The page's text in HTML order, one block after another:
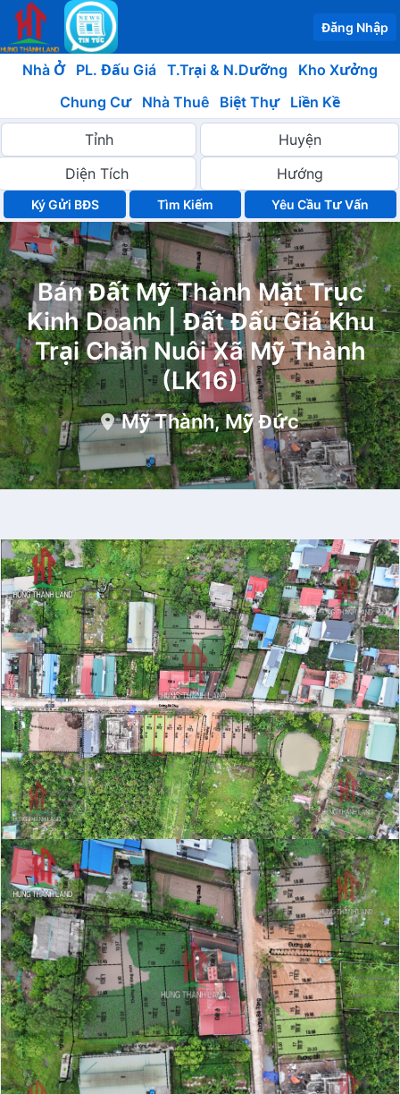
Đăng Nhập
Nhà Ở PL. Đấu Giá T.Trại & N.Dưỡng
Kho Xưởng
Chung Cư
Nhà Thuê Biệt Thự Liền Kề
Ký Gửi BĐS Yêu Cầu Tư Vấn
Bán Đất Mỹ Thành Mặt Trục
Kinh Doanh | Đất Đấu Giá Khu
Trại Chăn Nuôi Xã Mỹ Thành
(LK16)
Mỹ Thành, Mỹ Đức